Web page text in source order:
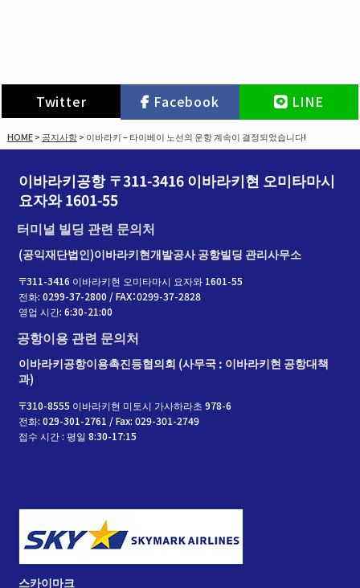
Twitter Facebook LINE
HOME> 공지사항> 이바라키 – 타이베이 노선의 운항 계속이 결정되었습니다!
이바라키공항 〒311-3416 이바라키현 오미타마시
요자와 1601-55
터미널 빌딩 관련 문의처
(공익재단법인)이바라키현개발공사 공항빌딩 관리사무소
〒311-3416 이바라키현 오미타마시 요자와 1601-55
전화: 0299-37-2800 / FAX：0299-37-2828
영업 시간: 6:30-21:00
공항이용 관련 문의처
이바라키공항이용촉진등협의회 (사무국 : 이바라키현 공항대책
과)
〒310-8555 이바라키현 미토시 가사하라초 978-6
전화: 029-301-2761 / Fax: 029-301-2749
접수 시간 : 평일 8:30-17:15
스카이마크